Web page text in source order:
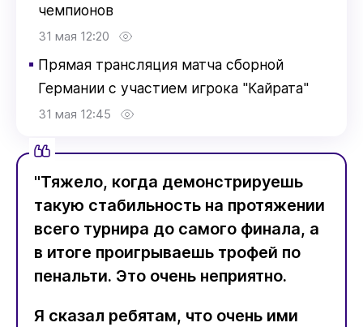
чемпионов
31 мая 12:20
▪ Прямая трансляция матча сборной
Германии с участием игрока "Кайрата"
31 мая 12:45
"Тяжело, когда демонстрируешь
такую ​​стабильность на протяжении
всего турнира до самого финала, а
в итоге проигрываешь трофей по
пенальти. Это очень неприятно.
Я сказал ребятам, что очень ими